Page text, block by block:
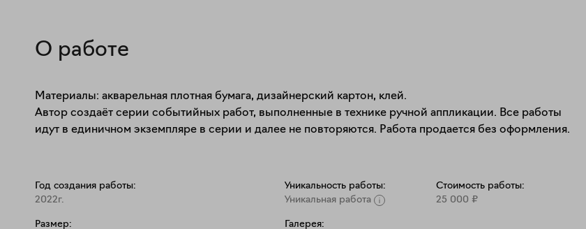
О работе
Материалы: акварельная плотная бумага, дизайнерский картон, клей.
Автор создаёт серии событийных работ, выполненные в технике ручной аппликации. Все работы
Год создания работы:
2022г.
Размер:
Уникальность работы:
Уникальная работа
Галерея:
Стоимость работы:
25 000 ₽